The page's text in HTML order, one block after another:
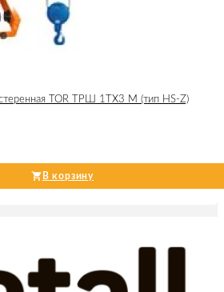
TOR ТРШ 1ТХ3 М (тип HS-Z)
В корзину